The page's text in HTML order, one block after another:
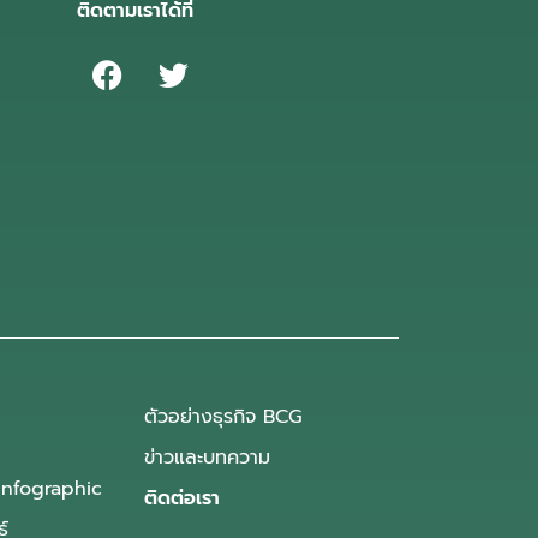
ติดตามเราได้ที่
ตัวอย่างธุรกิจ BCG
ข่าวและบทความ
ติดต่อเรา